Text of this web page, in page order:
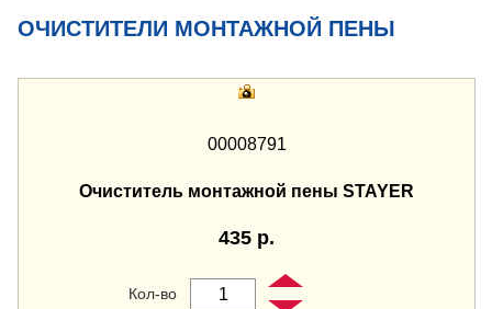
ОЧИСТИТЕЛИ МОНТАЖНОЙ ПЕНЫ
00008791
Очиститель монтажной пены STAYER
435 р.